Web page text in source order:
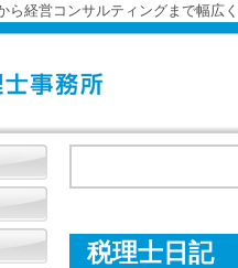
ら経営コンサルティングまで幅広
税理士日記